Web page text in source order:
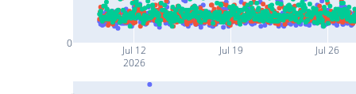
Jul 12
2026
Jul 19 Jul 26
0